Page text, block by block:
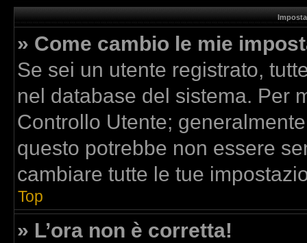
» Come cambio le mie
Se sei un utente registrato,
nel database del sistema. Per
Controllo Utente;
questo potrebbe non essere
cambiare tutte le tue
Top
» L’ora non è corretta!